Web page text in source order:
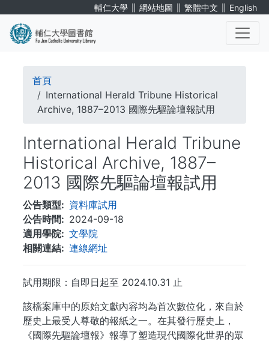
輔仁大學 ∥ 網站地圖 ∥ 繁體中文 ∥ English
導
航
結
首頁
International Herald Tribune Historical
Archive, 1887–2013 國際先驅論壇報試用
International Herald Tribune
Historical Archive, 1887–
2013 國際先驅論壇報試用
公告類型
資料庫試用
公告時間
2024-09-18
適用學院
文學院
相關連結
連線網址
試用期限：自即日起至 2024.10.31 止
該檔案庫中的原始文獻內容均為首次數位化，來自於
歷史上最受人尊敬的報紙之一。在其發行歷史上，
《國際先驅論壇報》報導了塑造現代國際化世界的眾